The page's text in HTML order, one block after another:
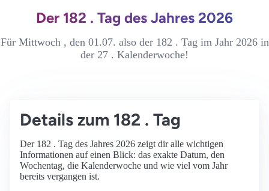
Der 182 . Tag des Jahres 2026
Für Mittwoch , den 01.07. also der 182 . Tag im Jahr 2026 in
der 27 . Kalenderwoche!
Details zum 182 . Tag
Der 182 . Tag des Jahres 2026 zeigt dir alle wichtigen
Informationen auf einen Blick: das exakte Datum, den
Wochentag, die Kalenderwoche und wie viel vom Jahr
bereits vergangen ist.